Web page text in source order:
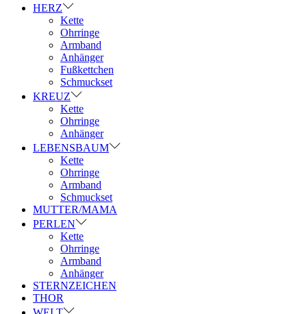
HERZ
Kette
Ohrringe
Armband
Anhänger
Fußkettchen
Schmuckset
KREUZ
Kette
Ohrringe
Anhänger
LEBENSBAUM
Kette
Ohrringe
Armband
Schmuckset
MUTTER/MAMA
PERLEN
Kette
Ohrringe
Armband
Anhänger
STERNZEICHEN
THOR